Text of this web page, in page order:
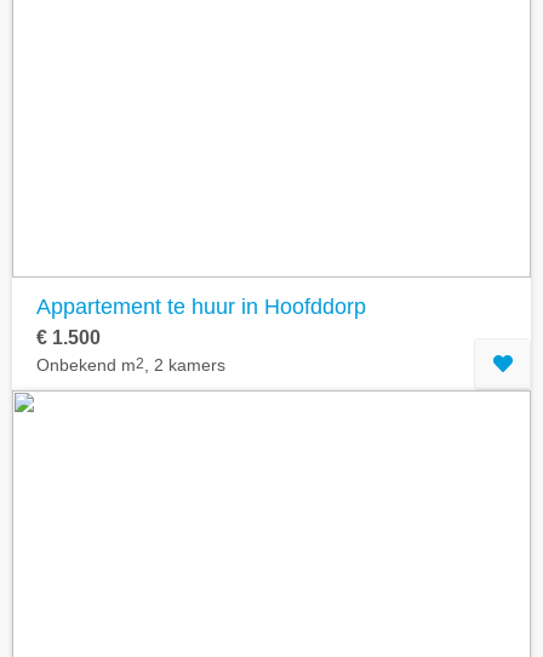
Appartement te huur in Hoofddorp
€ 1.500
Onbekend m2 , 2 kamers